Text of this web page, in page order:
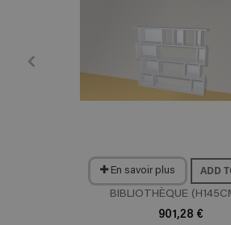
En savoir plus ADD
BIBLIOTHÈQUE
901,28 €